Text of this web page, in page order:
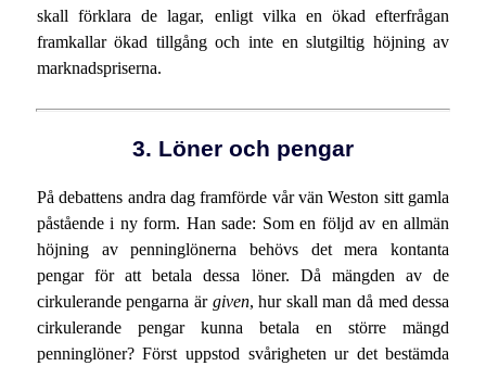
skall förklara de lagar, enligt vilka en ökad efterfrågan
framkallar ökad tillgång och inte en slutgiltig höjning av
marknadspriserna.
3. Löner och pengar
På debattens andra dag framförde vår vän Weston sitt gamla
påstående i ny form. Han sade: Som en följd av en allmän
höjning av penninglönerna behövs det mera kontanta
pengar för att betala dessa löner. Då mängden av de
cirkulerande pengarna är given, hur skall man då med dessa
cirkulerande pengar kunna betala en större mängd
penninglöner? Först uppstod svårigheten ur det bestämda